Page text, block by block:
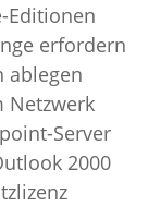
Editionen
erfordern
ablegen
Netzwerk
Server
2000